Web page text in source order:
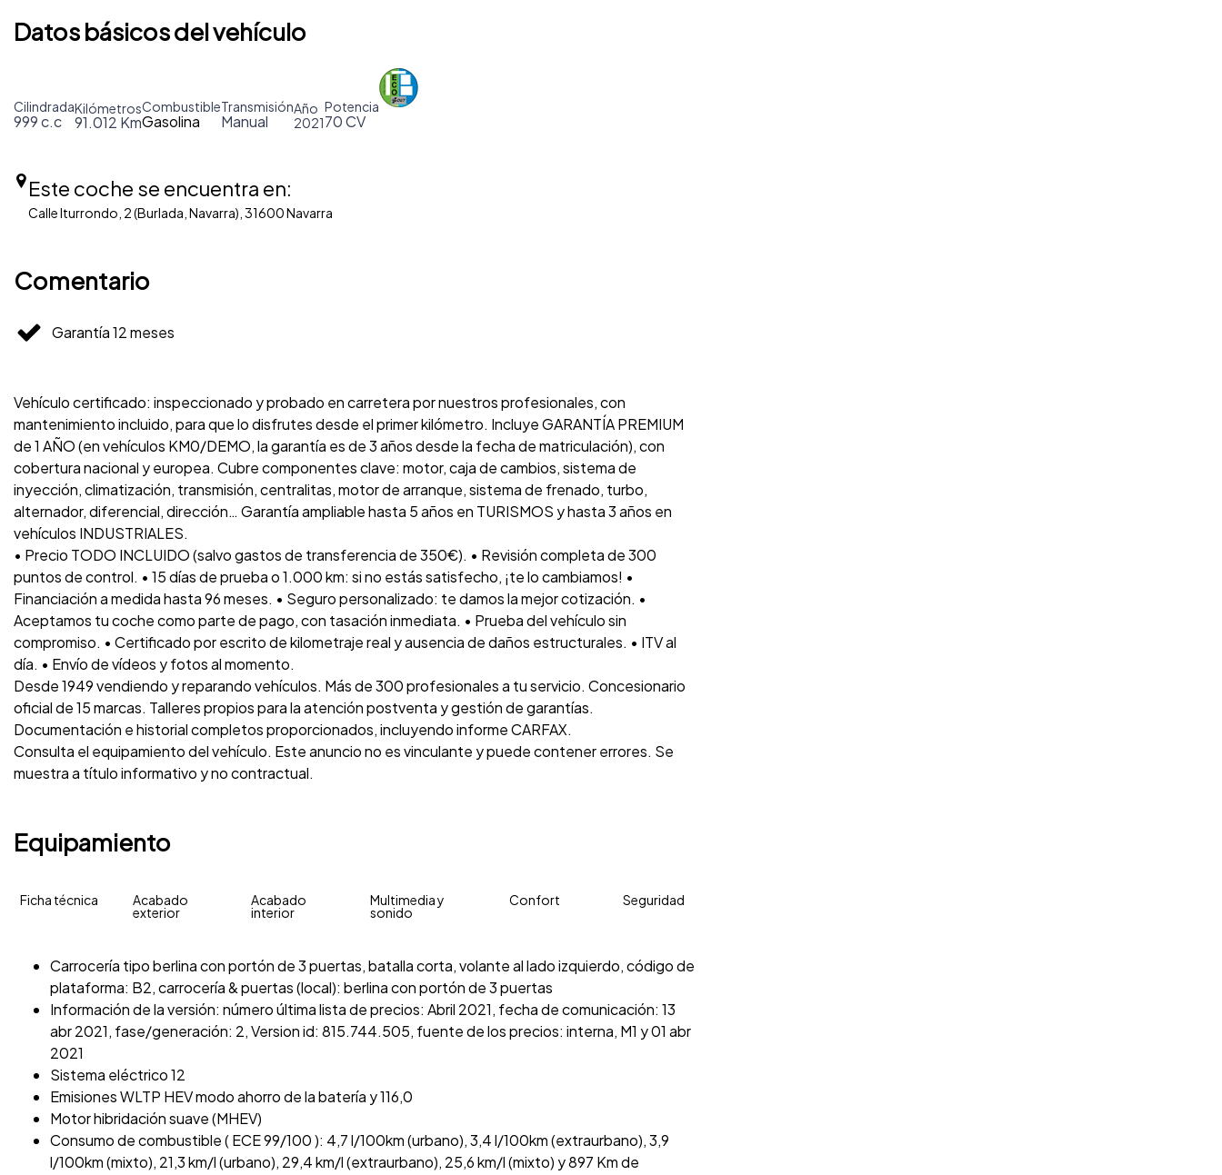
Datos básicos del vehículo
Cilindrada
999 c.c
Kilómetros
91.012 Km
Combustible
Gasolina
Transmisión
Manual
Año
2021
Potencia
70 CV
Este coche se encuentra en:
Calle Iturrondo, 2 (Burlada, Navarra), 31600 Navarra
Comentario
Garantía 12 meses
Vehículo certificado: inspeccionado y probado en carretera por nuestros profesionales, con
mantenimiento incluido, para que lo disfrutes desde el primer kilómetro. Incluye GARANTÍA PREMIUM
de 1 AÑO (en vehículos KM0/DEMO, la garantía es de 3 años desde la fecha de matriculación), con
cobertura nacional y europea. Cubre componentes clave: motor, caja de cambios, sistema de
inyección, climatización, transmisión, centralitas, motor de arranque, sistema de frenado, turbo,
alternador, diferencial, dirección… Garantía ampliable hasta 5 años en TURISMOS y hasta 3 años en
vehículos INDUSTRIALES.
• Precio TODO INCLUIDO (salvo gastos de transferencia de 350€). • Revisión completa de 300
puntos de control. • 15 días de prueba o 1.000 km: si no estás satisfecho, ¡te lo cambiamos! •
Financiación a medida hasta 96 meses. • Seguro personalizado: te damos la mejor cotización. •
Aceptamos tu coche como parte de pago, con tasación inmediata. • Prueba del vehículo sin
compromiso. • Certificado por escrito de kilometraje real y ausencia de daños estructurales. • ITV al
día. • Envío de vídeos y fotos al momento.
Desde 1949 vendiendo y reparando vehículos. Más de 300 profesionales a tu servicio. Concesionario
oficial de 15 marcas. Talleres propios para la atención postventa y gestión de garantías.
Documentación e historial completos proporcionados, incluyendo informe CARFAX.
Consulta el equipamiento del vehículo. Este anuncio no es vinculante y puede contener errores. Se
muestra a título informativo y no contractual.
Equipamiento
Ficha técnica
Carrocería tipo berlina con portón de 3 puertas, batalla corta, volante al lado izquierdo, código de
plataforma: B2, carrocería & puertas (local): berlina con portón de 3 puertas
Información de la versión: número última lista de precios: Abril 2021, fecha de comunicación: 13
abr 2021, fase/generación: 2, Version id: 815.744.505, fuente de los precios: interna, M1 y 01 abr
2021
Sistema eléctrico 12
Emisiones WLTP HEV modo ahorro de la batería y 116,0
Motor hibridación suave (MHEV)
Consumo de combustible ( ECE 99/100 ): 4,7 l/100km (urbano), 3,4 l/100km (extraurbano), 3,9
l/100km (mixto), 21,3 km/l (urbano), 29,4 km/l (extraurbano), 25,6 km/l (mixto) y 897 Km de
Acabado
exterior
Acabado
interior
Multimedia y
sonido
Confort Seguridad